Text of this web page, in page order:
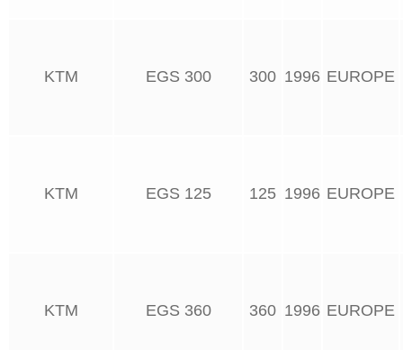
KTM EGS 300 300 1996 EUROPE
KTM EGS 125 125 1996 EUROPE
KTM EGS 360 360 1996 EUROPE